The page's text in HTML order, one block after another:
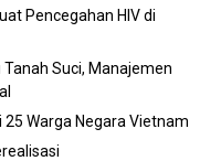
Pencegahan HIV di
Tanah Suci, Manajemen
Warga Negara Vietnam